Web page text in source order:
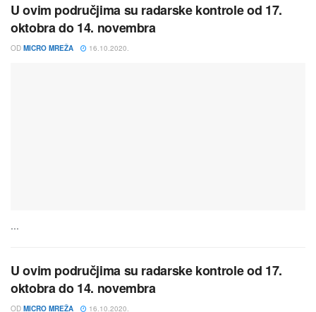
U ovim područjima su radarske kontrole od 17.
oktobra do 14. novembra
OD MICRO MREŽA 16.10.2020.
...
U ovim područjima su radarske kontrole od 17.
oktobra do 14. novembra
OD MICRO MREŽA 16.10.2020.